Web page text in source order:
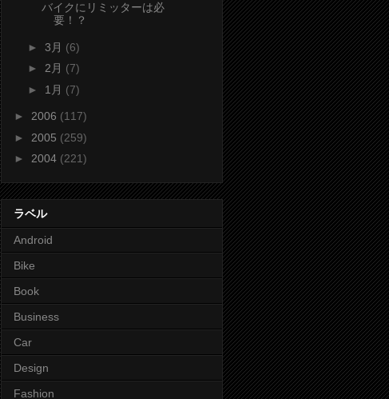
バイクにリミッターは必
要！？
► 3月 (6)
► 2月 (7)
► 1月 (7)
► 2006 (117)
► 2005 (259)
► 2004 (221)
ラベル
Android
Bike
Book
Business
Car
Design
Fashion